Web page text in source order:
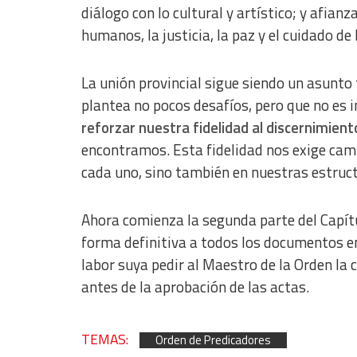
diálogo con lo cultural y artístico; y
humanos, la justicia, la paz y el cuidado de
La unión provincial sigue siendo un
plantea no pocos desafíos, pero que no
reforzar nuestra fidelidad al
encontramos. Esta fidelidad nos exige
cada uno, sino también en nuestras
Ahora comienza la segunda parte del
forma definitiva a todos los documentos
labor suya pedir al Maestro de la Orden
antes de la aprobación de las actas.
TEMAS: Orden de Predicadores
IAB Special Features:
Identify devices based on information actively requested
Non-IAB processing purposes:
Advertising